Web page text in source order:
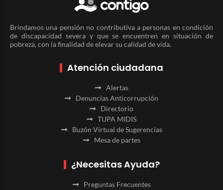
Brindamos una pensión no contributiva a personas en condición
de discapacidad severa y que se encuentren en situación de
pobreza, con la finalidad de elevar su calidad de vida.
Atención ciudadana
Alertas
Denuncias Anticorrupción
Directorio
TUPA MIDIS
Buzón Virtual de Sugerencias
Mesa de partes
¿Necesitas Ayuda?
Preguntas Frecuentes